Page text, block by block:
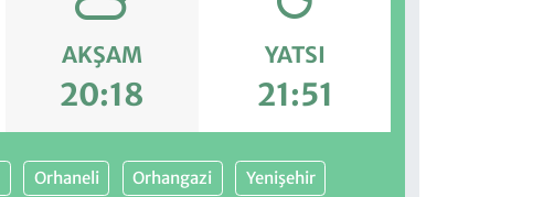
AKŞAM
20:18
YATSI
21:51
Orhaneli Orhangazi Yenişehir